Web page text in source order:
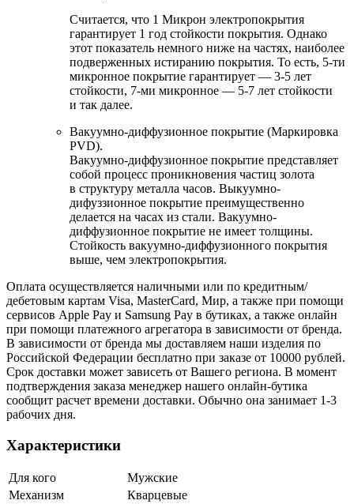
Считается, что 1 Микрон электропокрытия
гарантирует 1 год стойкости покрытия. Однако
этот показатель немного ниже на частях, наиболее
подверженных истиранию покрытия. То есть, 5-ти
микронное покрытие гарантирует — 3-5 лет
стойкости, 7-ми микронное — 5-7 лет стойкости
и так далее.
Вакуумно-диффузионное покрытие (Маркировка
PVD).
Вакуумно-диффузионное покрытие представляет
собой процесс проникновения частиц золота
в структуру металла часов. Выкуумно-
дифуззионное покрытие преимущественно
делается на часах из стали. Вакуумно-
диффузионное покрытие не имеет толщины.
Стойкость вакуумно-диффузионного покрытия
выше, чем электропокрытия.
Оплата осуществляется наличными или по кредитным/
дебетовым картам Visa, MasterCard, Мир, а также при помощи
сервисов Apple Pay и Samsung Pay в бутиках, а также онлайн
при помощи платежного агрегатора в зависимости от бренда.
В зависимости от бренда мы доставляем наши изделия по
Российской Федерации бесплатно при заказе от 10000 рублей.
Срок доставки может зависеть от Вашего региона. В момент
подтверждения заказа менеджер нашего онлайн-бутика
сообщит расчет времени доставки. Обычно она занимает 1-3
рабочих дня.
Характеристики
Для кого
Мужские
Механизм
Кварцевые